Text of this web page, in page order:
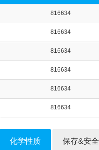
收藏产品
816634
816634
816634
816634
816634
816634
化学性质 保存&安全